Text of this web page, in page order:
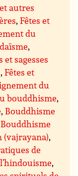
autres
,Fêtes et
du
,
et sagesses
,Fêtes et
du
bouddhisme,
, Bouddhisme
Bouddhisme
(vajrayana),
de
,